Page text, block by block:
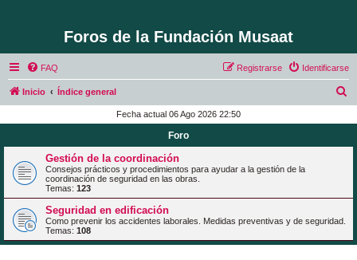
Foros de la Fundación Musaat
FAQ Identificarse
Registrarse
Inicio Índice general
c
Fecha actual 06 Ago 2026 22:50
Foro
Gestión de la coordinación
Consejos prácticos y procedimientos para ayudar a la gestión de la
coordinación de seguridad en las obras.
Temas: 123
Seguridad en edificación
Como prevenir los accidentes laborales. Medidas preventivas y de seguridad.
Temas: 108